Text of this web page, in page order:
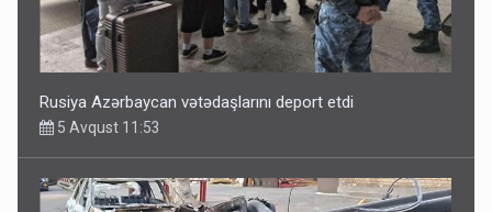
Rusiya Azərbaycan vətədaşlarını deport etdi
5 Avqust 11:53